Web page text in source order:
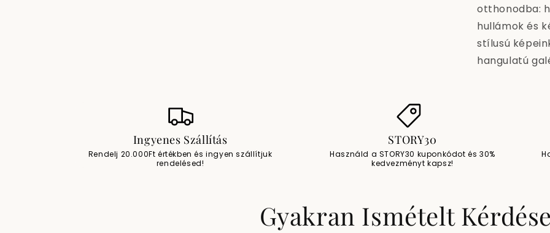
otthonodba:
hullámok és
stílusú
hangulatú
Ingyenes Szállítás
Rendelj 20.000Ft értékben és ingyen szállítjuk
rendelésed!
STORY30
Használd a STORY30 kuponkódot és 30%
kedvezményt kapsz!
Gyakran Ismételt